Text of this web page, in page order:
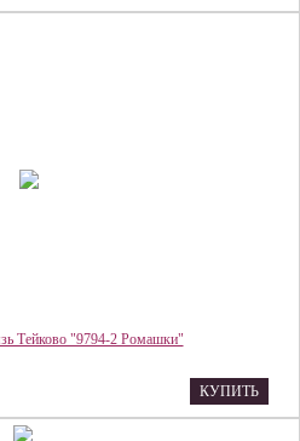
Тейково "9794-2 Ромашки"
КУПИТЬ